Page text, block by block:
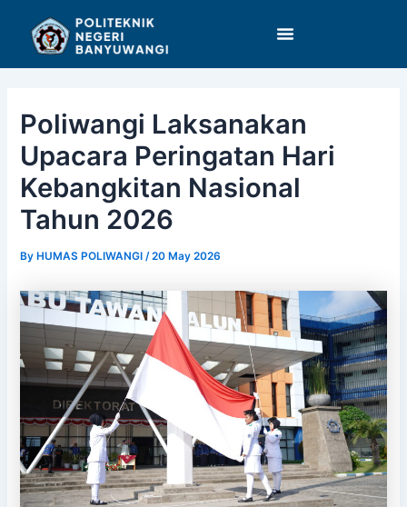
content
Poliwangi Laksanakan
Upacara Peringatan Hari
Kebangkitan Nasional
Tahun 2026
ByHUMAS POLIWANGI /20 May 2026
navigation